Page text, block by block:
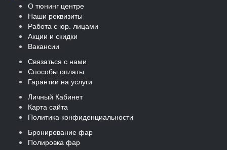
О тюнинг центре
Наши реквизиты
Работа с юр. лицами
Акции и скидки
Вакансии
Связаться с нами
Способы оплаты
Гарантии на услуги
Личный Кабинет
Карта сайта
Политика конфиденциальности
Бронирование фар
Полировка фар